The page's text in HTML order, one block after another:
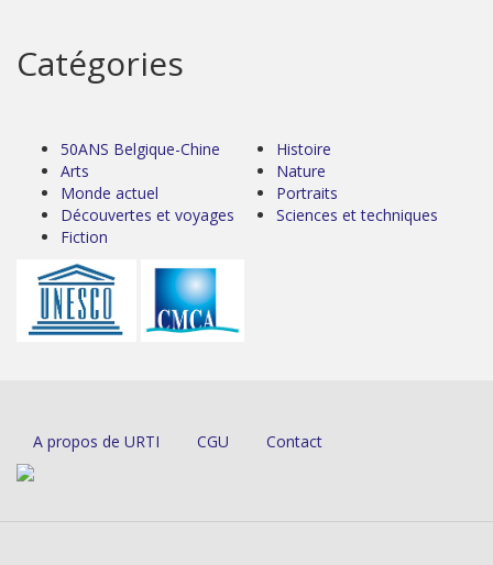
Catégories
50ANS Belgique-Chine
Arts
Monde actuel
Découvertes et voyages
Fiction
Histoire
Nature
Portraits
Sciences et techniques
A propos de URTI CGU Contact